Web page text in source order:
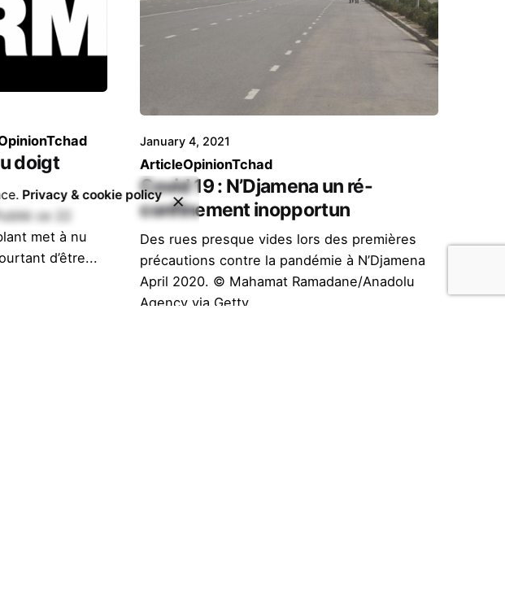
Tchad
doigt
ce 22
met à nu
d’être...
January 4, 2021
ArticleOpinionTchad
Covid 19 : N’Djamena un ré-
confinement inopportun
Des rues presque vides lors des premières
précautions contre la pandémie à N’Djamena
April 2020. © Mahamat Ramadane/Anadolu
Agency via Getty...
Privacy & cookie policy